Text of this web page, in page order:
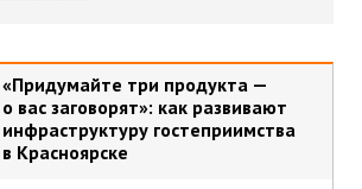
«Придумайте три продукта —
о вас заговорят»: как развивают
инфраструктуру гостеприимства
в Красноярске